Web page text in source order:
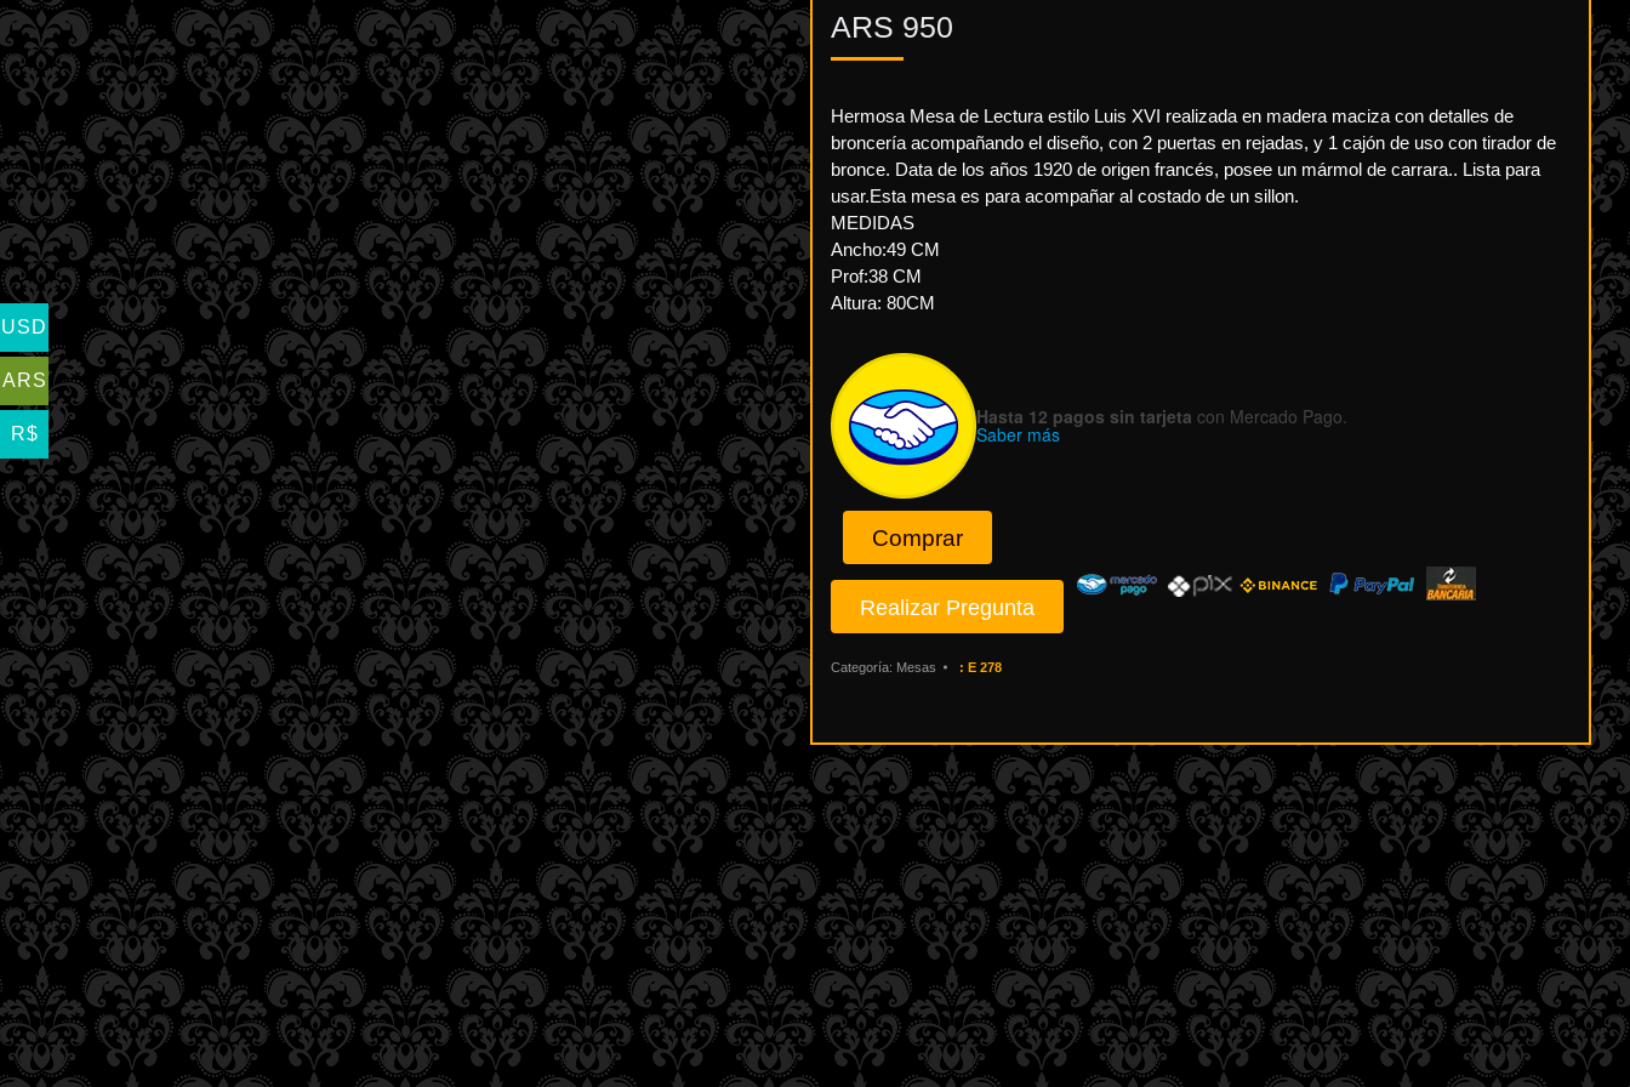
ARS 950
Hermosa Mesa de Lectura estilo Luis XVI realizada en madera maciza con detalles de
broncería acompañando el diseño, con 2 puertas en rejadas, y 1 cajón de uso con tirador de
bronce. Data de los años 1920 de origen francés, posee un mármol de carrara.. Lista para
usar.Esta mesa es para acompañar al costado de un sillon.
MEDIDAS
Ancho:49 CM
Prof:38 CM
Altura: 80CM
Hasta 12 pagos sin tarjeta con Mercado Pago.
Saber más
Comprar
Categoría: Mesas : E 278
USD
ARS
R$